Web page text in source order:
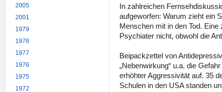
2005
2001
1979
1978
1977
1976
1975
1972
In zahlreichen
aufgeworfen: Warum zieht ein
Menschen mit in den Tod.
Psychiater nicht, obwohl die
Beipackzettel von
„Nebenwirkung“ u.a. die
erhöhter Aggressivität auf. 35
Schulen in den USA standen